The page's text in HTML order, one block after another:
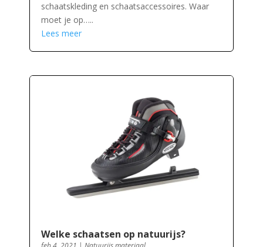
schaatskleding en schaatsaccessoires. Waar
moet je op…..
Lees meer
Welke schaatsen op natuurijs?